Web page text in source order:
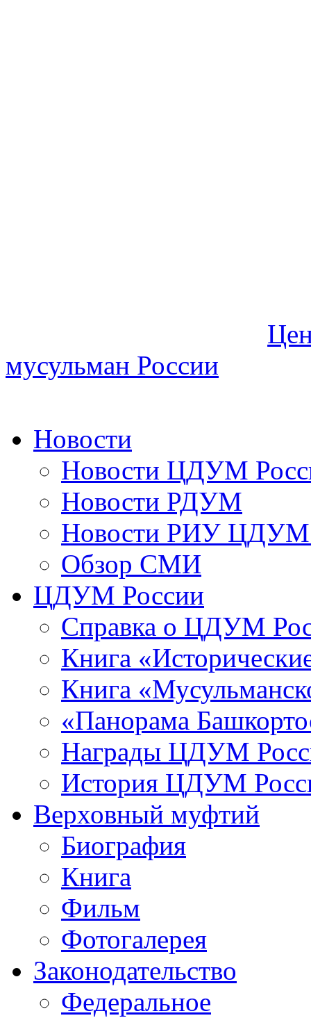
мусульман России
Новости
Новости ЦДУМ
Новости РДУМ
Новости РИУ ЦДУМ
Обзор СМИ
ЦДУМ России
Справка о ЦДУМ
Книга
Книга
«Панорама
Награды ЦДУМ
История ЦДУМ
Верховный муфтий
Биография
Книга
Фильм
Фотогалерея
Законодательство
Федеральное